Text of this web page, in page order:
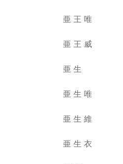
亜 王 唯
亜 王 威
亜 生
亜 生 唯
亜 生 維
亜 生 衣